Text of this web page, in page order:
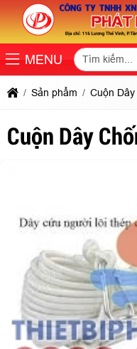
MENU
Sản phẩm Cuộn
Cuộn Dây